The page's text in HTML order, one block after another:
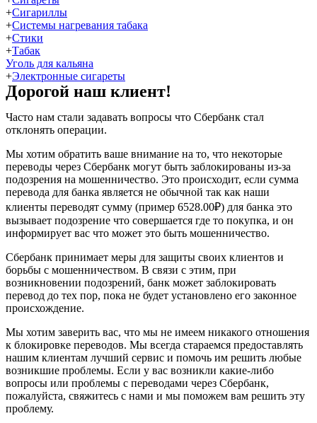
+Сигариллы
+Системы нагревания табака
+Стики
+Табак
Уголь для кальяна
+Электронные сигареты
Дорогой наш клиент!
Часто нам стали задавать вопросы что Сбербанк стал
отклонять операции.
Мы хотим обратить ваше внимание на то, что некоторые
переводы через Сбербанк могут быть заблокированы из-за
подозрения на мошенничество. Это происходит, если сумма
перевода для банка является не обычной так как наши
клиенты переводят сумму (пример 6528.00₽) для банка это
вызывает подозрение что совершается где то покупка, и он
информирует вас что может это быть мошенничество.
Сбербанк принимает меры для защиты своих клиентов и
борьбы с мошенничеством. В связи с этим, при
возникновении подозрений, банк может заблокировать
перевод до тех пор, пока не будет установлено его законное
происхождение.
Мы хотим заверить вас, что мы не имеем никакого отношения
к блокировке переводов. Мы всегда стараемся предоставлять
нашим клиентам лучший сервис и помочь им решить любые
возникшие проблемы. Если у вас возникли какие-либо
вопросы или проблемы с переводами через Сбербанк,
пожалуйста, свяжитесь с нами и мы поможем вам решить эту
проблему.